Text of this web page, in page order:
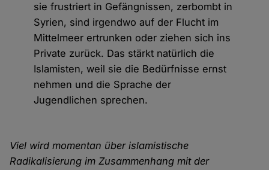
sie frustriert in Gefängnissen, zerbombt in
Syrien, sind irgendwo auf der Flucht im
Mittelmeer ertrunken oder ziehen sich ins
Private zurück. Das stärkt natürlich die
Islamisten, weil sie die Bedürfnisse ernst
nehmen und die Sprache der
Jugendlichen sprechen.
Viel wird momentan über islamistische
Radikalisierung im Zusammenhang mit der